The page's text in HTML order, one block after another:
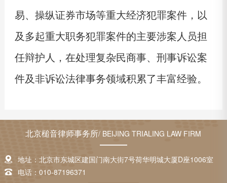
易、操纵证券市场等重大经济犯罪案件，以
及多起重大职务犯罪案件的主要涉案人员担
任辩护人，在处理复杂民商事、刑事诉讼案
件及非诉讼法律事务领域积累了丰富经验。
北京槌音律师事务所/ BEIJING TRIALING LAW FIRM
地址：北京市东城区建国门南大街7号荷华明城大厦D座1006室
电话：010-87196371